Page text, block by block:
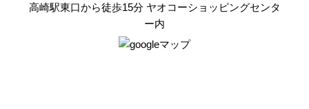
高崎駅東口から徒歩15分 ヤオコーショッピングセンタ
ー内